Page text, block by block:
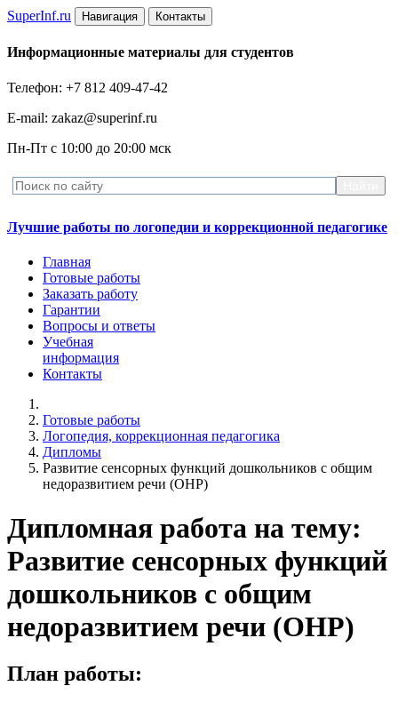
SuperInf.ru Навигация Контакты
Информационные материалы для студентов
Телефон: +7 812 409-47-42
E-mail: zakaz@superinf.ru
Пн-Пт с 10:00 до 20:00 мск
Лучшие работы по логопедии и коррекционной педагогике
Главная
Готовые работы
Заказать работу
Гарантии
Вопросы и ответы
Учебная
информация
Контакты
Готовые работы
Логопедия, коррекционная педагогика
Дипломы
Развитие сенсорных функций дошкольников с общим
недоразвитием речи (ОНР)
Дипломная работа на тему:
Развитие сенсорных функций
дошкольников с общим
недоразвитием речи (ОНР)
План работы: